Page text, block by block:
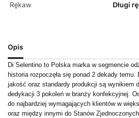
Rękaw Długi
Opis
Di Selentino to Polska marka w segmencie
historia rozpoczęła się ponad 2 dekady
jakość oraz standardy produkcji są wynikiem
dedykacji 3 pokoleń w branży konfekcyjnej.
do najbardziej wymagających klientów w
oraz między innymi do Stanów